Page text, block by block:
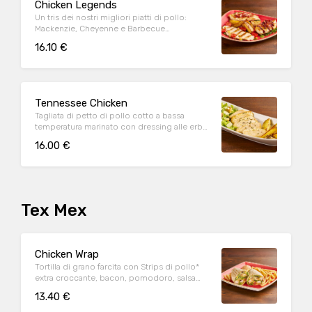
Chicken Legends
Un tris dei nostri migliori piatti di pollo:
Mackenzie, Cheyenne e Barbecue
16.10 €
Tennessee Chicken
Tagliata di petto di pollo cotto a bassa
temperatura marinato con dressing alle erbe,
patate al forno
16.00 €
Tex Mex
Chicken Wrap
Tortilla di grano farcita con Strips di pollo*
extra croccante, bacon, pomodoro, salsa
patate* Fries e salsa OWW
13.40 €